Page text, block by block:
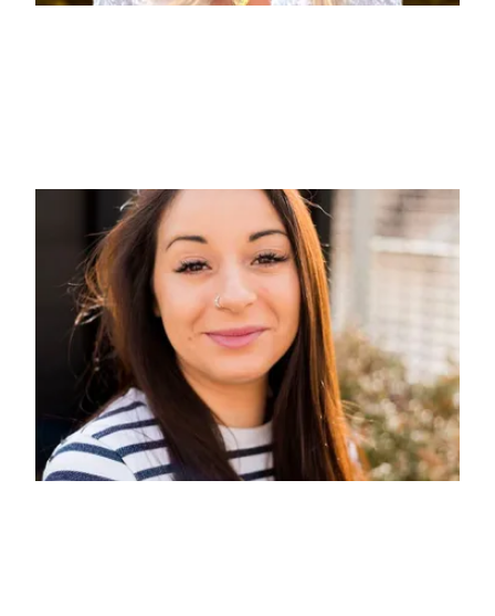
Julie Johnson